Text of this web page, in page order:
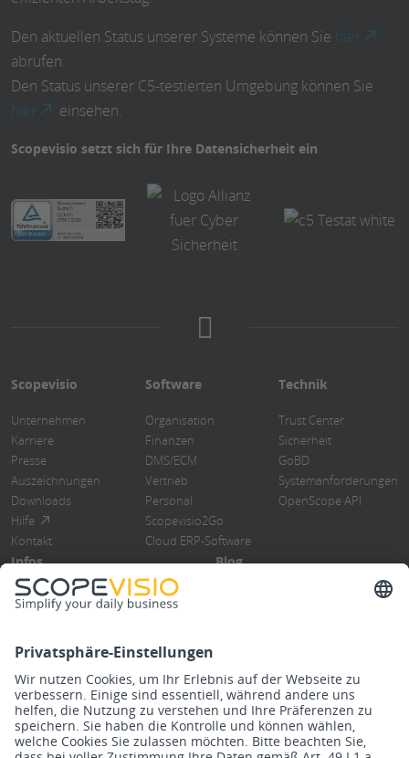
Den aktuellen Status unserer Systeme können Sie hier
abrufen.
Den Status unserer C5-testierten Umgebung können Sie
hier
einsehen.
Scopevisio setzt sich für Ihre Datensicherheit ein
Scopevisio
Unternehmen
Karriere
Presse
Auszeichnungen
Downloads
Hilfe
Kontakt
Software
Organisation
Finanzen
DMS/ECM
Vertrieb
Personal
Scopevisio2Go
Cloud ERP-Software
Technik
Trust Center
Sicherheit
GoBD
Systemanforderungen
OpenScope API
Infos
Blog
Steuerberater
Know How
Release Notes
Blog
DMS/Rebu
Finanzbuchhaltung